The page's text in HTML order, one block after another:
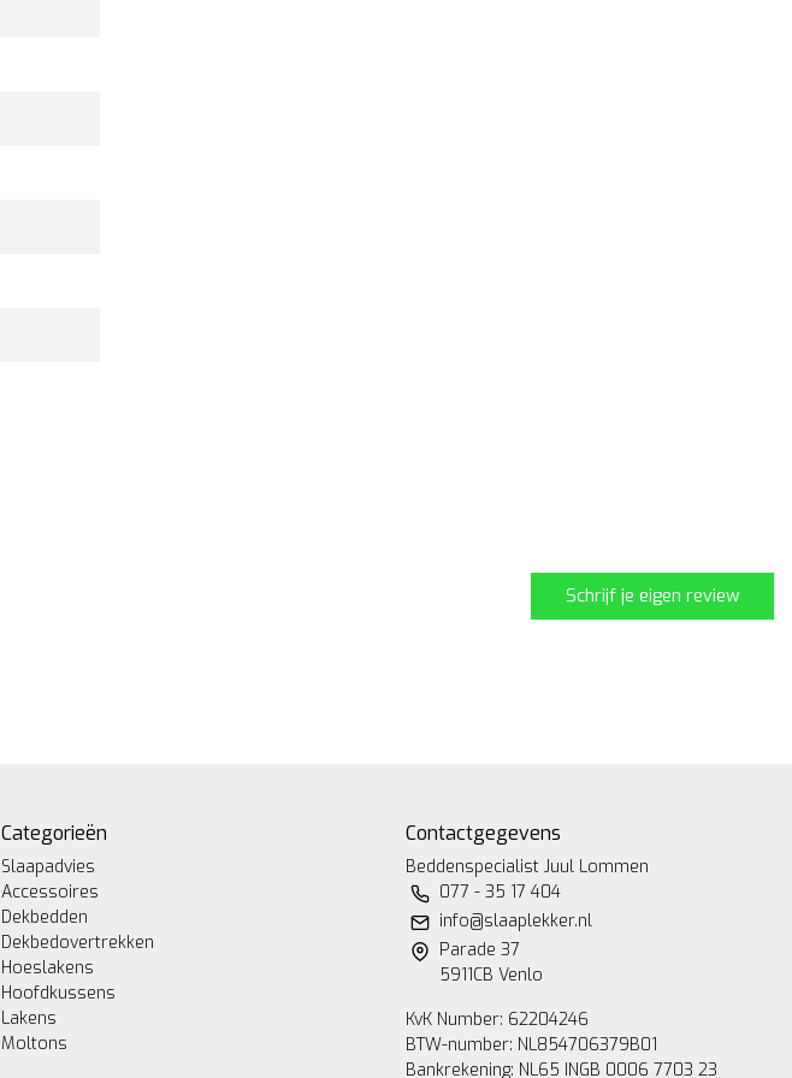
Schrijf je eigen review
Categorieën
Slaapadvies
Accessoires
Dekbedden
Dekbedovertrekken
Hoeslakens
Hoofdkussens
Lakens
Moltons
Contactgegevens
Beddenspecialist Juul Lommen
077 - 35 17 404
info@slaaplekker.nl
Parade 37
5911CB Venlo
KvK Number: 62204246
BTW-number: NL854706379B01
Bankrekening: NL65 INGB 0006 7703 23